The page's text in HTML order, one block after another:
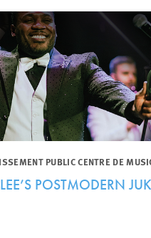
PUBLIC CENTRE DE
POSTMODERN